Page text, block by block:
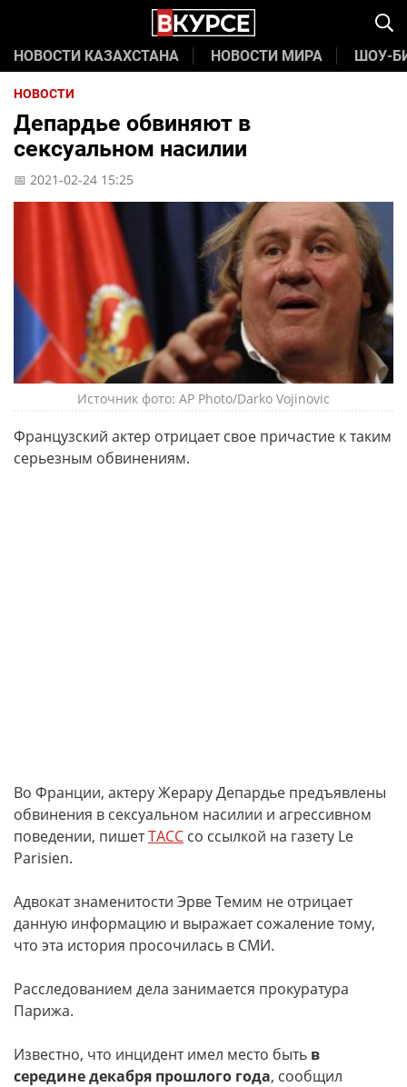
НОВОСТИ КАЗАХСТАНА НОВОСТИ МИРА ШОУ-
НОВОСТИ
Депардье обвиняют в
сексуальном насилии
📅 2021-02-24 15:25
Источник фото: AP Photo/Darko Vojinovic
Французский актер отрицает свое причастие к таким
серьезным обвинениям.
Во Франции, актеру Жерару Депардье предъявлены
обвинения в сексуальном насилии и агрессивном
поведении, пишетТАСС со ссылкой на газету Le
Parisien.
Адвокат знаменитости Эрве Темим не отрицает
данную информацию и выражает сожаление тому,
что эта история просочилась в СМИ.
Расследованием дела занимается прокуратура
Парижа.
Известно, что инцидент имел место быть в
середине декабря прошлого года, сообщил